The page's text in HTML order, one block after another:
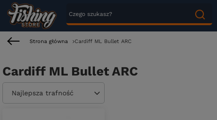
Strona główna Cardiff ML Bullet AR­C
Cardiff ML Bullet AR­C
Zmień sortowanie
Najlepsza trafność